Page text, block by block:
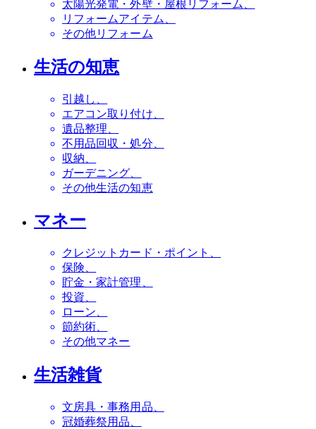
太陽光発電・外壁・屋根リフォーム
リフォームアイテム
その他リフォーム
生活の知恵
引越し
エアコン取り付け
遺品整理
不用品回収・処分
収納
ガーデニング
その他生活の知恵
マネー
クレジットカード・ポイント
保険
貯金・家計管理
投資
ローン
節約術
その他マネー
生活雑貨
文房具・事務用品
冠婚葬祭用品